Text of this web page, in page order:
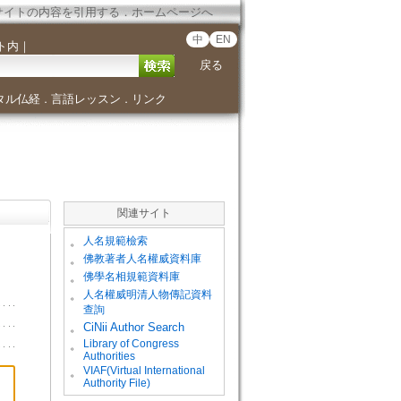
イトの内容を引用する．ホームページへ
内 ｜ 中 EN
戻る
ル仏経． 言語レッスン ． リンク
関連サイト
。 人名規範檢索
。 佛教著者人名權威資料庫
。 佛學名相規範資料庫
。
人名權威明清人物傳記資料
查詢
。
CiNii Author Search
。
Library of Congress
Authorities
。
VIAF(Virtual International
Authority File)